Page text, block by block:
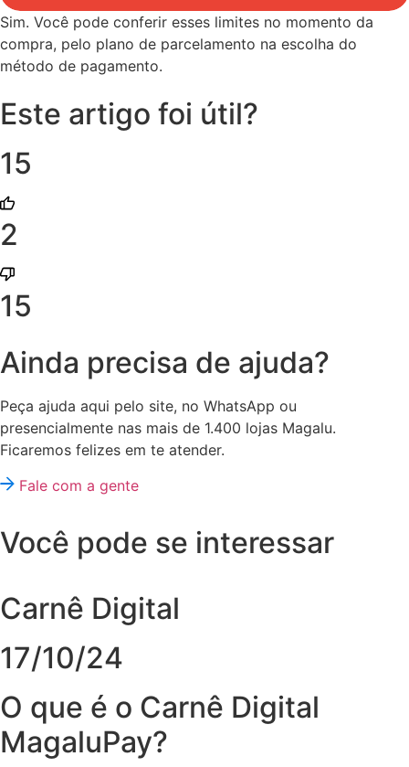
Sim. Você pode conferir esses limites no momento da
compra, pelo plano de parcelamento na escolha do
método de pagamento.
Este artigo foi útil?
15
2
15
Ainda precisa de ajuda?
Peça ajuda aqui pelo site, no WhatsApp ou
presencialmente nas mais de 1.400 lojas Magalu.
Ficaremos felizes em te atender.
Fale com a gente
Você pode se interessar
Carnê Digital
17/10/24
O que é o Carnê Digital
MagaluPay?